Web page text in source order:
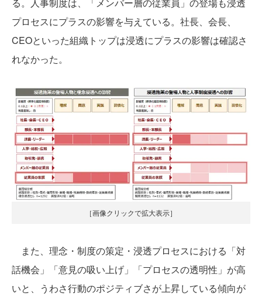
る。人事制度は、「メンバー層の従業員」の登場も浸透
プロセスにプラスの影響を与えている。社長、会長、
CEOといった組織トップは浸透にプラスの影響は確認さ
れなかった。
［画像クリックで拡大表示］
また、理念・制度の策定・浸透プロセスにおける「対
話機会」「意見の吸い上げ」「プロセスの透明性」が高
いと、うわさ行動のポジティブさが上昇している傾向が